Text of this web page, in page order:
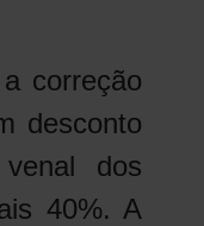
correção
desconto
dos
40%. A